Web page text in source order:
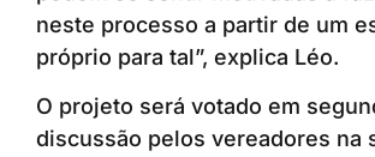
neste processo a partir de um
próprio para tal”, explica Léo.
O projeto será votado em
discussão pelos vereadores na